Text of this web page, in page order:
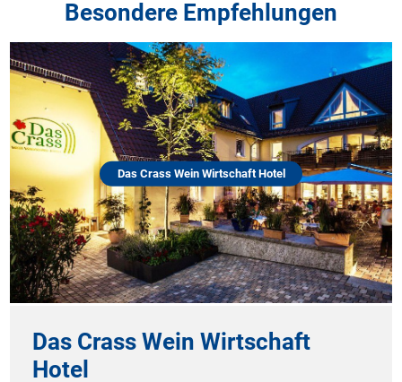
Besondere Empfehlungen
Das Crass Wein Wirtschaft Hotel
Das Crass Wein Wirtschaft
Hotel